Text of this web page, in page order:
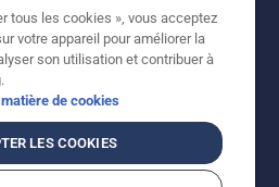
Tous droits réservés. Les prix
vente conseillés. Tous les prix
de vente recommandés (TVA
est disponible pour un achat
direct.
cookiesConditions d'utilisation
tous les cookies », vous acceptez
votre appareil pour améliorer la
son utilisation et contribuer à
de cookies
LES COOKIES